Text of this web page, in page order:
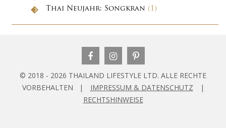
Thai Neujahr: Songkran (1)
© 2018 - 2026 THAILAND LIFESTYLE LTD. ALLE RECHTE
VORBEHALTEN |
IMPRESSUM & DATENSCHUTZ
|
RECHTSHINWEISE